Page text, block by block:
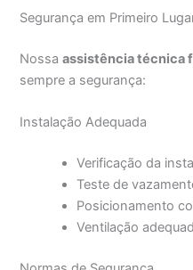
Segurança em Primeiro
Nossaassistência técnica
sempre a segurança:
Instalação Adequada
Verificação da
Teste de
Posicionamento
Ventilação